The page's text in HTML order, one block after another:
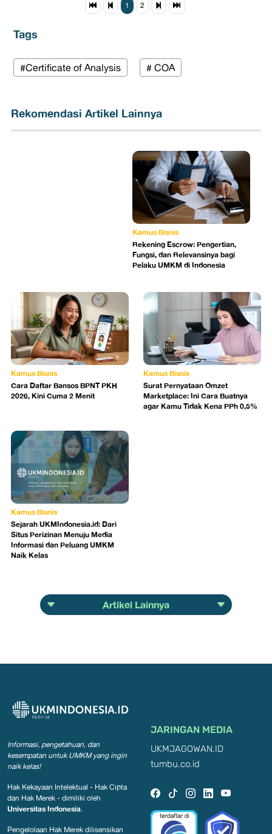
1 2
Tags
#Certificate of Analysis # COA
Rekomendasi Artikel Lainnya
Kamus Bisnis
Rekening Escrow: Pengertian,
Fungsi, dan Relevansinya bagi
Pelaku UMKM di Indonesia
Kamus Bisnis
Cara Daftar Bansos BPNT PKH
2026, Kini Cuma 2 Menit
Kamus Bisnis
Surat Pernyataan Omzet
Marketplace: Ini Cara Buatnya
agar Kamu Tidak Kena PPh 0,5%
Kamus Bisnis
Sejarah UKMIndonesia.id: Dari
Situs Perizinan Menuju Media
Informasi dan Peluang UMKM
Naik Kelas
Artikel Lainnya
Informasi, pengetahuan, dan
kesempatan untuk UMKM yang ingin
naik kelas!
Hak Kekayaan Intelektual - Hak Cipta
dan Hak Merek - dimiliki oleh
Universitas Indonesia.
Pengelolaan Hak Merek dilisensikan
JARINGAN MEDIA
UKMJAGOWAN.ID
tumbu.co.id